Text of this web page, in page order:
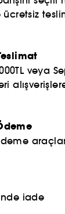
ücretsiz
veya
iade